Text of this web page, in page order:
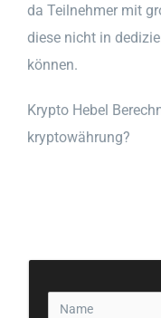
da Teilnehmer mit
diese nicht in
können.
Krypto Hebel
kryptowährung?